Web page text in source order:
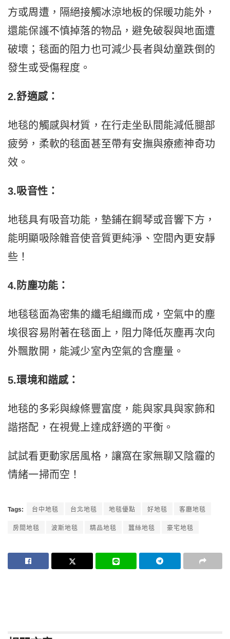
方或周遭，隔絕接觸冰涼地板的保暖功能外，
還能保護不慎掉落的物品，避免破裂與地面遭
破壞；毯面的阻力也可減少長者與幼童跌倒的
發生或受傷程度。
2.舒適感：
地毯的觸感與材質，在行走坐臥間能減低腿部
疲勞，柔軟的毯面甚至帶有安撫與療癒神奇功
效。
3.吸音性：
地毯具有吸音功能，墊鋪在鋼琴或音響下方，
能明顯吸除雜音使音質更純淨、空間內更安靜
些！
4.防塵功能：
地毯毯面為密集的纖毛組織而成，空氣中的塵
埃很容易附著在毯面上，阻力降低灰塵再次向
外飄散開，能減少室內空氣的含塵量。
5.環境和諧感：
地毯的多彩與線條豐富度，能與家具與家飾和
諧搭配，在視覺上達成舒適的平衡。
試試看更動家居風格，讓窩在家無聊又陰霾的
情緒一掃而空！
Tags: 台中地毯 台北地毯 地毯優點 好地毯 客廳地毯
房間地毯 波斯地毯 精品地毯 蠶絲地毯 豪宅地毯